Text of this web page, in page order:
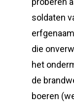
soldaten
die
het
de
boeren